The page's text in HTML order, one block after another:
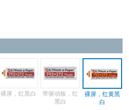
裸屏，红黑白
带驱动板，红
黑白
裸屏，红黄黑
白